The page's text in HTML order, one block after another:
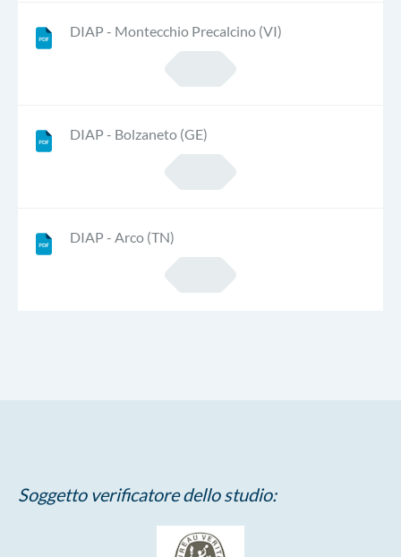
DIAP - Montecchio Precalcino (VI)
DIAP - Bolzaneto (GE)
DIAP - Arco (TN)
Soggetto verificatore dello studio: